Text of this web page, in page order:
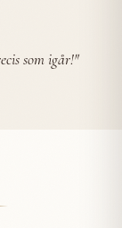
som igår!"